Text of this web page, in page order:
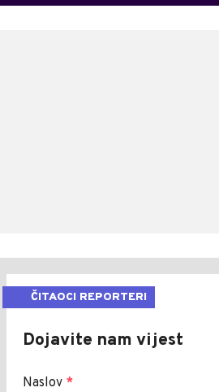
ČITAOCI REPORTERI
Dojavite nam vijest
Naslov *